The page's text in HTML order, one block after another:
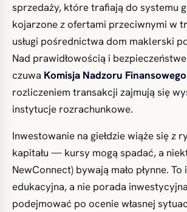
sprzedaży, które trafiają do systemu
kojarzone z ofertami przeciwnymi w
usługi pośrednictwa dom maklerski
Nad prawidłowością i
czuwa Komisja Nadzoru
rozliczeniem transakcji zajmują się
instytucje rozrachunkowe.
Inwestowanie na giełdzie wiąże się z
kapitału — kursy mogą spadać, a
NewConnect) bywają mało płynne.
edukacyjna, a nie porada
podejmować po ocenie własnej